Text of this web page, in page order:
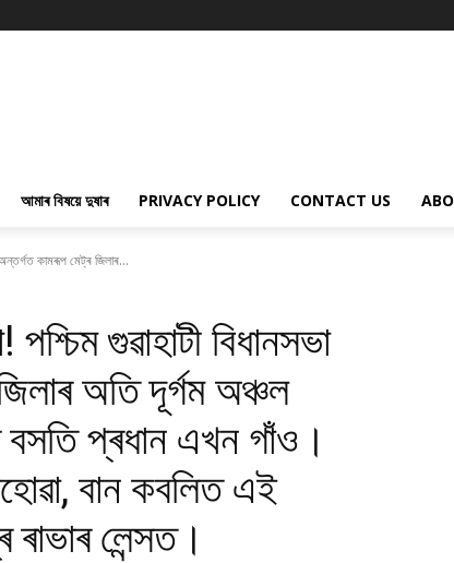
আমাৰ বিষয়ে দুষাৰ PRIVACY POLICY CONTACT US
অন্তৰ্গত কামৰূপ মেট্ৰ জিলাৰ...
গুৱাহাটী বিধানসভা
অতি দূৰ্গম অঞ্চল
বসতি প্ৰধান এখন গাঁও।
বান কবলিত এই
ৰাভাৰ লেন্সত।